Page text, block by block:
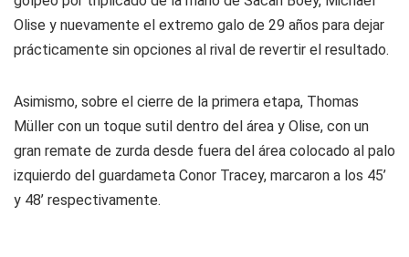
Olise y nuevamente el extremo galo de 29 años para dejar
prácticamente sin opciones al rival de revertir el resultado.
Asimismo, sobre el cierre de la primera etapa, Thomas
Müller con un toque sutil dentro del área y Olise, con un
gran remate de zurda desde fuera del área colocado al palo
izquierdo del guardameta Conor Tracey, marcaron a los 45’
y 48’ respectivamente.